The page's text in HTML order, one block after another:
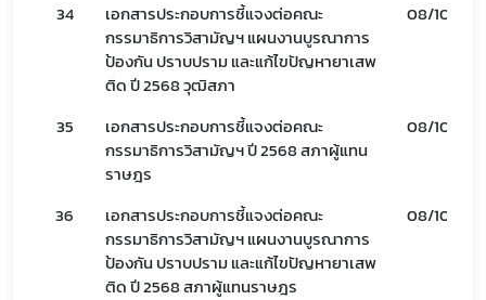
34
เอกสารประกอบการชี้แจงต่อคณะ
กรรมาธิการวิสามัญฯ แผนงานบูรณาการ
ป้องกัน ปราบปราม และแก้ไขปัญหายาเสพ
ติด ปี 2568 วุฒิสภา
08/10/67
35
เอกสารประกอบการชี้แจงต่อคณะ
กรรมาธิการวิสามัญฯ ปี 2568 สภาผู้แทน
ราษฎร
08/10/67
36
เอกสารประกอบการชี้แจงต่อคณะ
กรรมาธิการวิสามัญฯ แผนงานบูรณาการ
ป้องกัน ปราบปราม และแก้ไขปัญหายาเสพ
ติด ปี 2568 สภาผู้แทนราษฎร
08/10/67